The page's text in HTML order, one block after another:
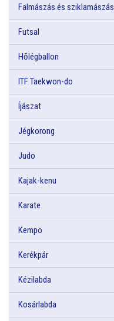
Falmászás és sziklamászás
Futsal
Hőlégballon
ITF Taekwon-do
Íjászat
Jégkorong
Judo
Kajak-kenu
Karate
Kempo
Kerékpár
Kézilabda
Kosárlabda